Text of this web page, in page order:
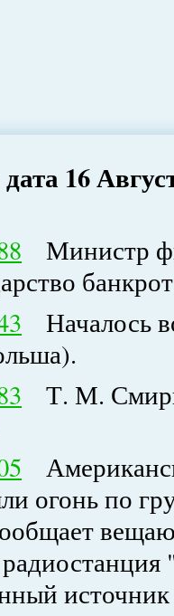
16
Министр
Началось
Т. М.
огонь по